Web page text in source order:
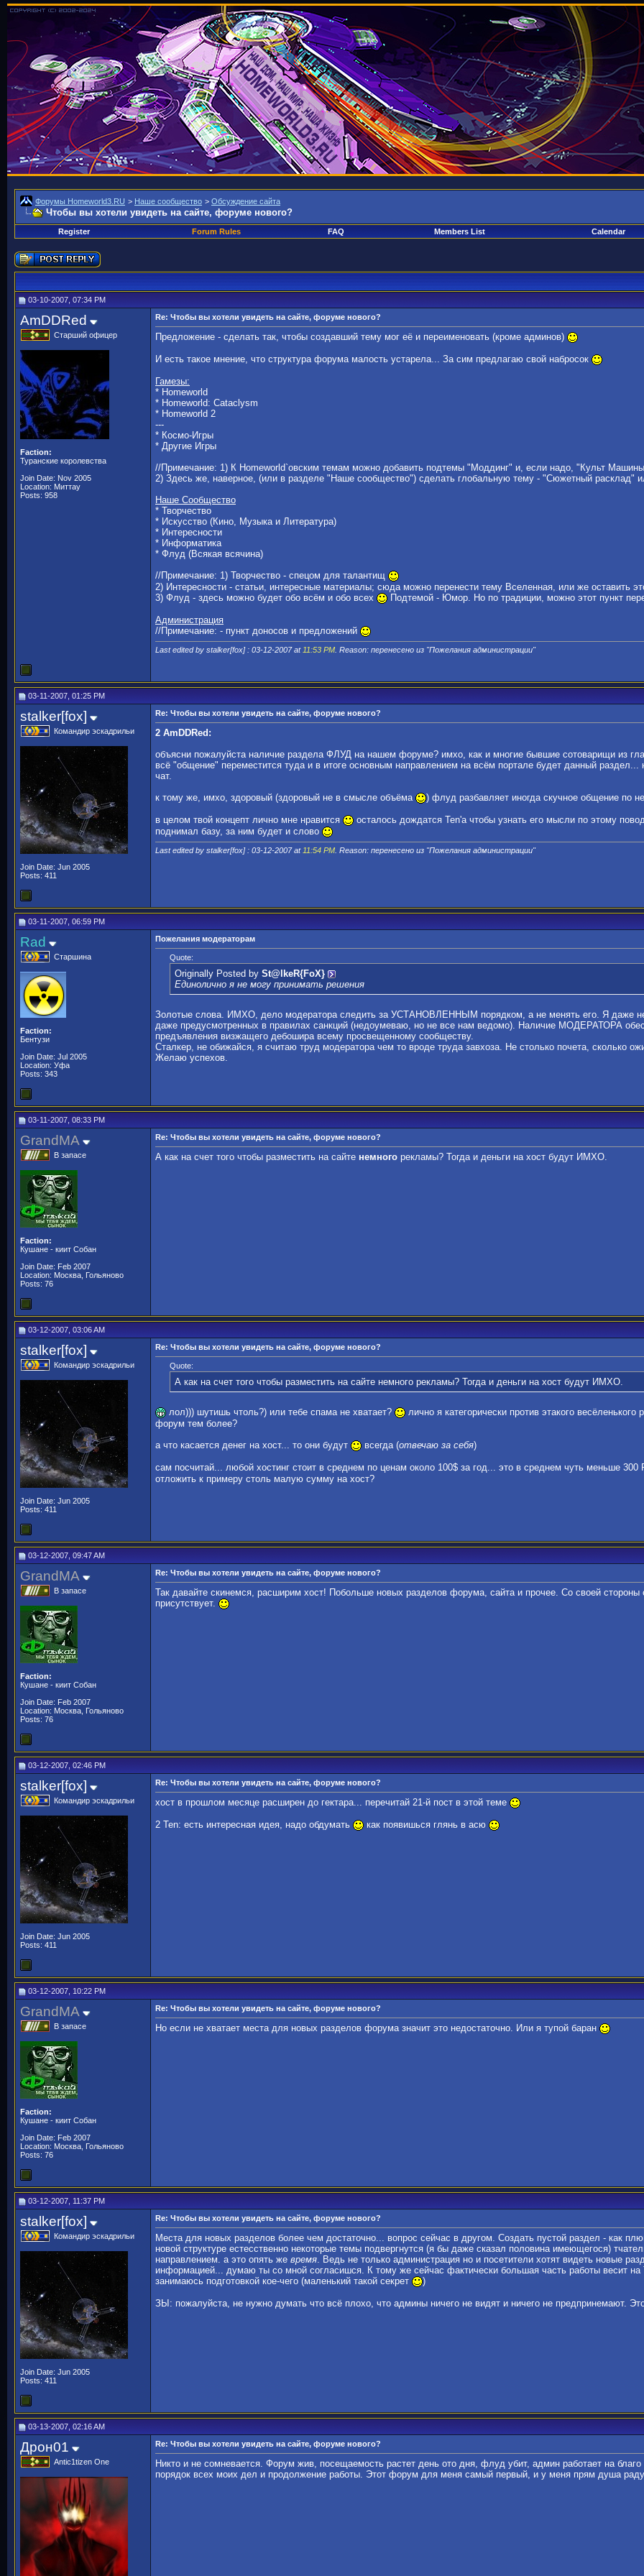
Форумы Homeworld3.RU > Наше сообщество > Обсуждение сайта
Чтобы вы хотели увидеть на сайте, форуме нового?
Register Forum Rules FAQ Members List Calendar
03-10-2007, 07:34 PM
AmDDRed
Старший офицер
Faction:
Туранские королевства
Join Date: Nov 2005
Location: Миттау
Posts: 958
Re: Чтобы вы хотели увидеть на сайте, форуме нового?
Предложение - сделать так, чтобы создавший тему мог её и переименовать (кроме админов)
И есть такое мнение, что структура форума малость устарела... За сим предлагаю свой набросок
Гамезы:
* Homeworld
* Homeworld: Cataclysm
* Homeworld 2
---
* Космо-Игры
* Другие Игры
//Примечание: 1) К Homeworld`овским темам можно добавить подтемы "Моддинг" и, если надо, "Культ
2) Здесь же, наверное, (или в разделе "Наше сообщество") сделать глобальную тему - "Сюжетный расклад"
Наше Сообщество
* Творчество
* Искусство (Кино, Музыка и Литература)
* Интересности
* Информатика
* Флуд (Всякая всячина)
//Примечание: 1) Творчество - спецом для талантищ
2) Интересности - статьи, интересные материалы; сюда можно перенести тему Вселенная, или же оставить
3) Флуд - здесь можно будет обо всём и обо всех
Подтемой - Юмор. Но по традиции, можно этот пункт
Администрация
//Примечание: - пункт доносов и предложений
Last edited by stalker[fox] : 03-12-2007 at 11:53 PM . Reason: перенесено из "Пожелания администрации"
03-11-2007, 01:25 PM
stalker[fox]
Командир эскадрильи
Join Date: Jun 2005
Posts: 411
Re: Чтобы вы хотели увидеть на сайте, форуме нового?
2 AmDDRed:
объясни пожалуйста наличие раздела ФЛУД на нашем форуме? имхо, как и многие бывшие сотоварищи из
всё "общение" переместится туда и в итоге основным направлением на всём портале будет данный
чат.
к тому же, имхо, здоровый (здоровый не в смысле объёма
) флуд разбавляет иногда скучное общение по
в целом твой концепт лично мне нравится
осталось дождатся Ten'а чтобы узнать его мысли по этому
поднимал базу, за ним будет и слово
Last edited by stalker[fox] : 03-12-2007 at 11:54 PM . Reason: перенесено из "Пожелания администрации"
03-11-2007, 06:59 PM
Rad
Старшина
Faction:
Бентузи
Join Date: Jul 2005
Location: Уфа
Posts: 343
Пожелания модераторам
Quote:
Originally Posted by St@lkeR{FoX}
Единолично я не могу принимать решения
Золотые слова. ИМХО, дело модератора следить за УСТАНОВЛЕННЫМ порядком, а не менять его. Я даже
даже предусмотренных в правилах санкций (недоумеваю, но не все нам ведомо). Наличие МОДЕРАТОРА
предъявления визжащего дебошира всему просвещенному сообществу.
Сталкер, не обижайся, я считаю труд модератора чем то вроде труда завхоза. Не столько почета, сколько
Желаю успехов.
03-11-2007, 08:33 PM
GrandMA
В запасе
Faction:
Кушане - киит Собан
Join Date: Feb 2007
Location: Москва, Гольяново
Posts: 76
Re: Чтобы вы хотели увидеть на сайте, форуме нового?
А как на счет того чтобы разместить на сайте немного рекламы? Тогда и деньги на хост будут ИМХО.
03-12-2007, 03:06 AM
stalker[fox]
Командир эскадрильи
Join Date: Jun 2005
Posts: 411
Re: Чтобы вы хотели увидеть на сайте, форуме нового?
Quote:
А как на счет того чтобы разместить на сайте немного рекламы? Тогда и деньги на хост будут ИМХО.
лол))) шутишь чтоль?) или тебе спама не хватает?
лично я категорически против этакого
форум тем более?
а что касается денег на хост... то они будут
всегда (отвечаю за себя)
сам посчитай... любой хостинг стоит в среднем по ценам около 100$ за год... это в среднем чуть меньше
отложить к примеру столь малую сумму на хост?
03-12-2007, 09:47 AM
GrandMA
В запасе
Faction:
Кушане - киит Собан
Join Date: Feb 2007
Location: Москва, Гольяново
Posts: 76
Re: Чтобы вы хотели увидеть на сайте, форуме нового?
Так давайте скинемся, расширим хост! Побольше новых разделов форума, сайта и прочее. Со своей
присутствует.
03-12-2007, 02:46 PM
stalker[fox]
Командир эскадрильи
Join Date: Jun 2005
Posts: 411
Re: Чтобы вы хотели увидеть на сайте, форуме нового?
хост в прошлом месяце расширен до гектара... перечитай 21-й пост в этой теме
2 Ten: есть интересная идея, надо обдумать как появишься глянь в асю
03-12-2007, 10:22 PM
GrandMA
В запасе
Faction:
Кушане - киит Собан
Join Date: Feb 2007
Location: Москва, Гольяново
Posts: 76
Re: Чтобы вы хотели увидеть на сайте, форуме нового?
Но если не хватает места для новых разделов форума значит это недостаточно. Или я тупой баран
03-12-2007, 11:37 PM
stalker[fox]
Командир эскадрильи
Join Date: Jun 2005
Posts: 411
Re: Чтобы вы хотели увидеть на сайте, форуме нового?
Места для новых разделов более чем достаточно... вопрос сейчас в другом. Создать пустой раздел - как
новой структуре естесственно некоторые темы подвергнутся (я бы даже сказал половина имеющегося)
направлением. а это опять же время. Ведь не только администрация но и посетители хотят видеть новые
информацией... думаю ты со мной согласишся. К тому же сейчас фактически большая часть работы весит
занимаюсь подготовкой кое-чего (маленький такой секрет
)
ЗЫ: пожалуйста, не нужно думать что всё плохо, что админы ничего не видят и ничего не предпринемают.
03-13-2007, 02:16 AM
Дрон01
Antic1tizen One
Re: Чтобы вы хотели увидеть на сайте, форуме нового?
Никто и не сомневается. Форум жив, посещаемость растет день ото дня, флуд убит, админ работает на
порядок всех моих дел и продолжение работы. Этот форум для меня самый первый, и у меня прям душа